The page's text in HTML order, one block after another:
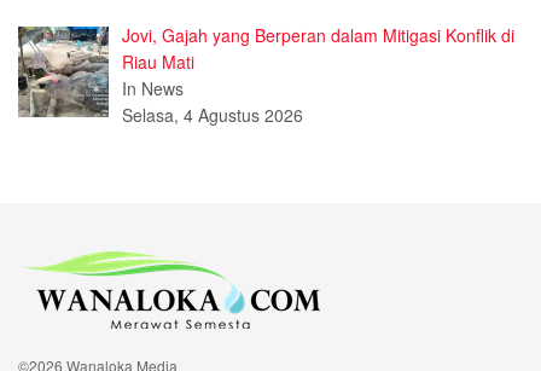
Jovi, Gajah yang Berperan dalam Mitigasi Konflik di
Riau Mati
In News
Selasa, 4 Agustus 2026
©2026 Wanaloka Media